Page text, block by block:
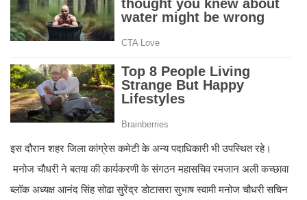
इस दौरान शहर जिला कांग्रेस कमेटी के अन्य पदाधिकारी भी उपस्थित रहे।
मनोज चौधरी ने बतया की कार्यकरणी के संगठन महासचिव रमजान अली कच्छावा
ब्लॉक अध्यक्ष आनंद सिंह सोढा सुरेंद्र डोटासरा सुभाष स्वामी मनोज चौधरी सचिन